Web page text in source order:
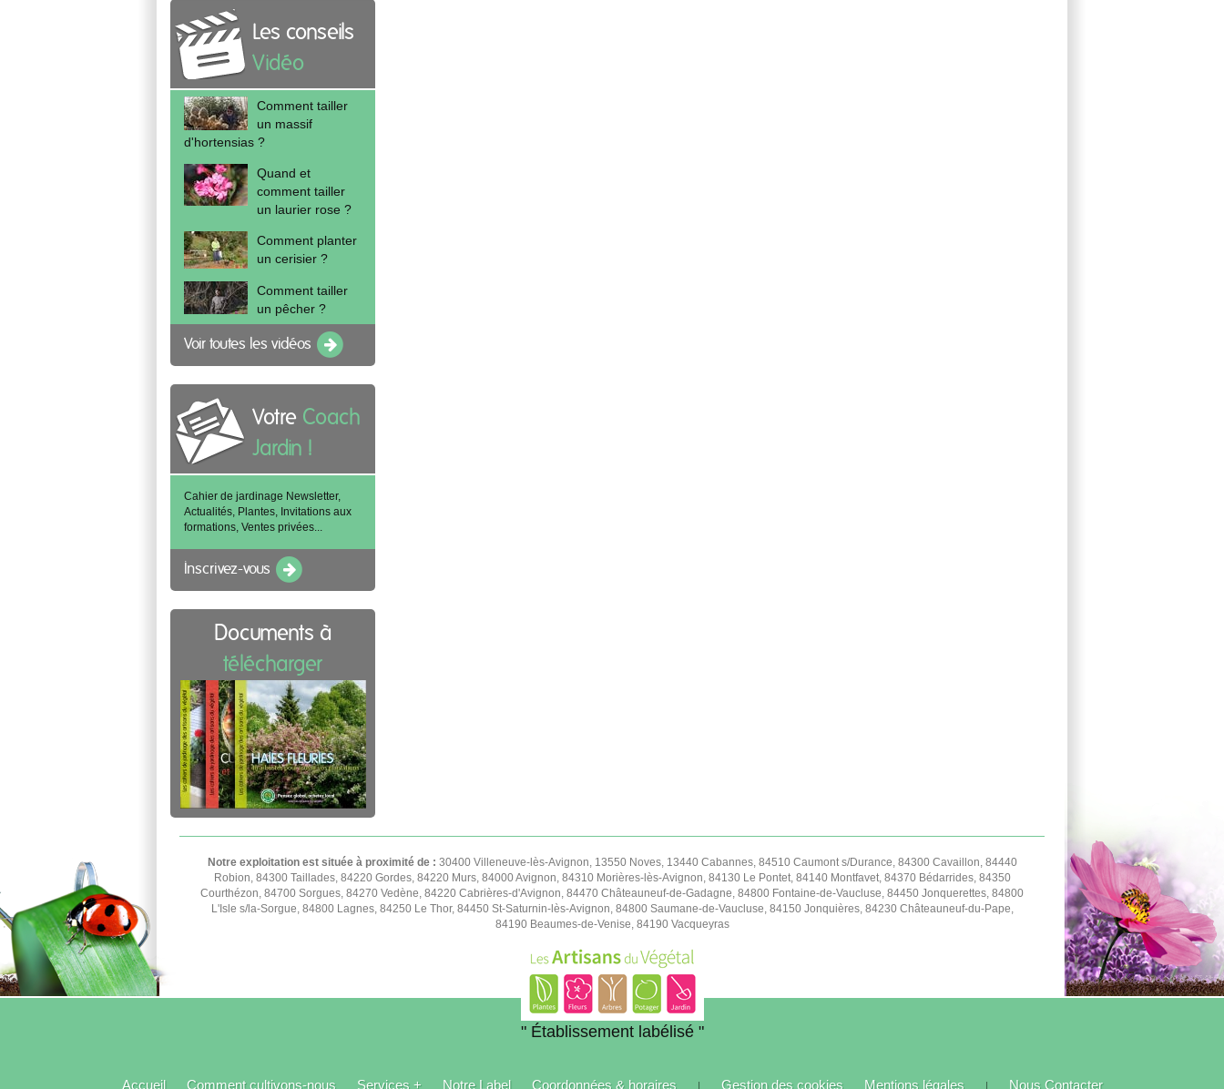
Les conseils
Vidéo
Comment tailler
un massif
d'hortensias ?
Quand et
comment tailler
un laurier rose ?
Comment planter
un cerisier ?
Comment tailler
un pêcher ?
Voir toutes les vidéos
Votre Coach
Jardin !
Cahier de jardinage Newsletter,
Actualités, Plantes, Invitations aux
formations, Ventes privées...
Inscrivez-vous
Documents à
télécharger
Notre exploitation est située à proximité de : 30400 Villeneuve-lès-Avignon, 13550 Noves, 13440 Cabannes, 84510 Caumont s/Durance, 84300 Cavaillon, 84440
Robion, 84300 Taillades, 84220 Gordes, 84220 Murs, 84000 Avignon, 84310 Morières-lès-Avignon, 84130 Le Pontet, 84140 Montfavet, 84370 Bédarrides, 84350
Courthézon, 84700 Sorgues, 84270 Vedène, 84220 Cabrières-d'Avignon, 84470 Châteauneuf-de-Gadagne, 84800 Fontaine-de-Vaucluse, 84450 Jonquerettes, 84800
L'Isle s/la-Sorgue, 84800 Lagnes, 84250 Le Thor, 84450 St-Saturnin-lès-Avignon, 84800 Saumane-de-Vaucluse, 84150 Jonquières, 84230 Châteauneuf-du-Pape,
84190 Beaumes-de-Venise, 84190 Vacqueyras
" Établissement labélisé "
Accueil Comment cultivons-nous Services + Notre Label Coordonnées & horaires | Gestion des cookies Mentions légales | Nous Contacter